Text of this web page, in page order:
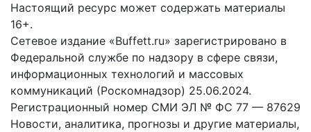
Настоящий ресурс может содержать материалы
16+.
Сетевое издание «Buffett.ru» зарегистрировано в
Федеральной службе по надзору в сфере связи,
информационных технологий и массовых
коммуникаций (Роскомнадзор) 25.06.2024.
Регистрационный номер СМИ ЭЛ № ФС 77 — 87629
Новости, аналитика, прогнозы и другие материалы,